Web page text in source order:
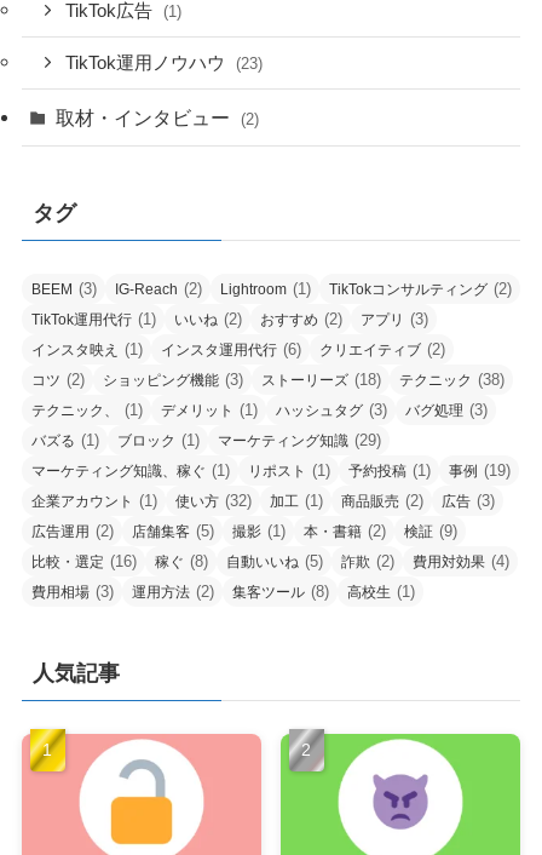
TikTok広告 (1)
TikTok運用ノウハウ (23)
取材・インタビュー (2)
タグ
BEEM (3) IG-Reach (2) Lightroom (1) TikTokコンサルティング (2)
TikTok運用代行 (1) いいね (2) おすすめ (2) アプリ (3)
インスタ映え (1) インスタ運用代行 (6) クリエイティブ (2)
コツ (2) ショッピング機能 (3) ストーリーズ (18) テクニック (38)
テクニック、 (1) デメリット (1) ハッシュタグ (3) バグ処理 (3)
バズる (1) ブロック (1) マーケティング知識 (29)
マーケティング知識、稼ぐ (1) リポスト (1) 予約投稿 (1) 事例 (19)
企業アカウント (1) 使い方 (32) 加工 (1) 商品販売 (2) 広告 (3)
広告運用 (2) 店舗集客 (5) 撮影 (1) 本・書籍 (2) 検証 (9)
比較・選定 (16) 稼ぐ (8) 自動いいね (5) 詐欺 (2) 費用対効果 (4)
費用相場 (3) 運用方法 (2) 集客ツール (8) 高校生 (1)
人気記事